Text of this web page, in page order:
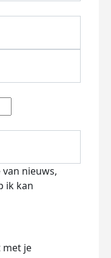
nieuws,
ik kan
met je